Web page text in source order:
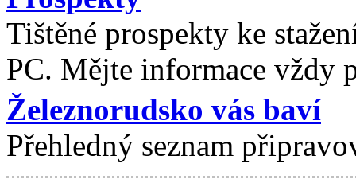
Tištěné prospekty ke
PC. Mějte informace vždy
Železnorudsko vás baví
Přehledný seznam